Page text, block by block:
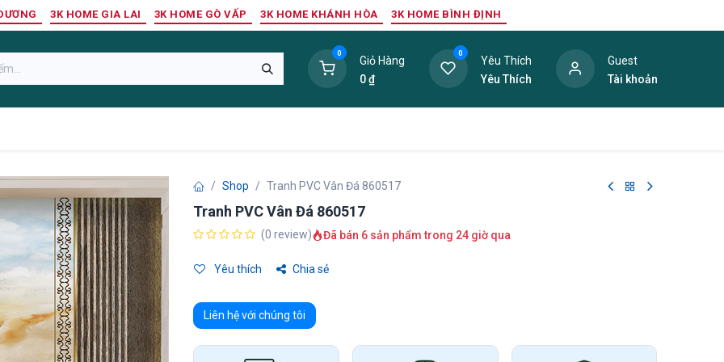
3K HOME GIA LAI 3K HOME GÒ VẤP 3K HOME KHÁNH HÒA 3K HOME BÌNH ĐỊNH
0
Giỏ Hàng
0₫
0
Yêu Thích
Yêu Thích
Guest
Tài khoản
Shop Tranh PVC Vân Đá 860517
Tranh PVC Vân Đá 860517
(0 review) Đã bán 6 sản phẩm trong 24 giờ qua
Yêu thích Chia sẻ
Liên hệ với chúng tôi